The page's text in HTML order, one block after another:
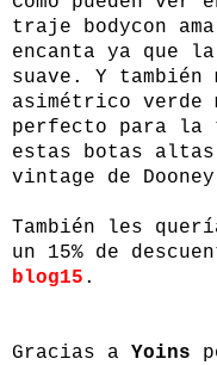
traje bodycon
encanta ya que
suave. Y también
asimétrico
perfecto para la
estas botas
vintage de
También les
un 15% de
blog15 .
Gracias a Yoins